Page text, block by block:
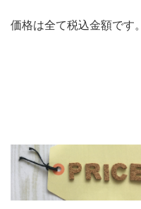
価格は全て税込金額です。